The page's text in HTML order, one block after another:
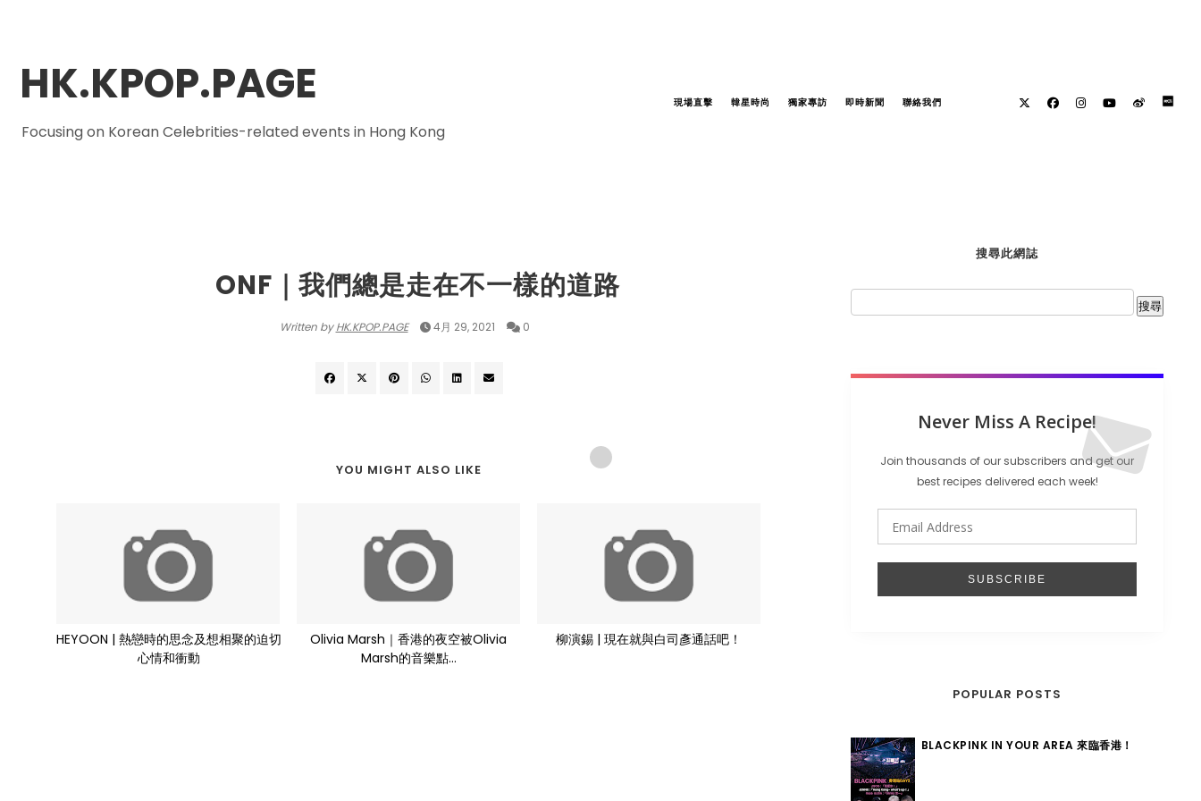
HK.KPOP.PAGE
Focusing on Korean Celebrities-related events in Hong Kong
現場直擊 韓星時尚 獨家專訪 即時新聞 聯絡我們
ONF｜我們總是走在不一樣的道路
Written byHK.KPOP.PAGE 4月 29, 2021 0
YOU MIGHT ALSO LIKE
HEYOON | 熱戀時的思念及想相聚的迫切
心情和衝動
Olivia Marsh｜香港的夜空被Olivia
Marsh的音樂點...
柳演錫 | 現在就與白司彥通話吧！
搜尋此網誌
Never Miss A Recipe!
Join thousands of our subscribers and get our
best recipes delivered each week!
POPULAR POSTS
BLACKPINK IN YOUR AREA 來臨香港！